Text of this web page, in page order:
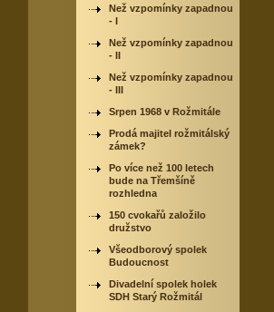
Než vzpomínky zapadnou
- I
Než vzpomínky zapadnou
- II
Než vzpomínky zapadnou
- III
Srpen 1968 v Rožmitále
Prodá majitel rožmitálský
zámek?
Po více než 100 letech
bude na Třemšíně
rozhledna
150 cvokařů založilo
družstvo
Všeodborový spolek
Budoucnost
Divadelní spolek holek
SDH Starý Rožmitál